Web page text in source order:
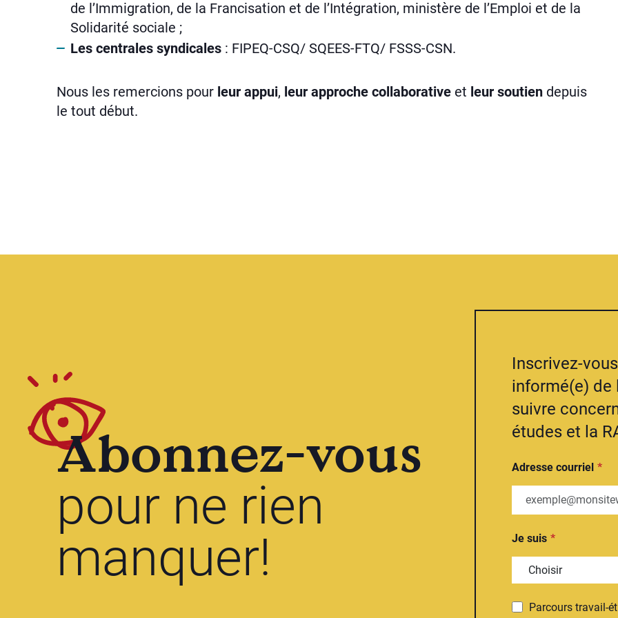
de l’Immigration, de la Francisation et de l’Intégration, ministère de l’Emploi et de la
Solidarité sociale ;
Les centrales syndicales : FIPEQ-CSQ/ SQEES-FTQ/ FSSS-CSN.
Nous les remercions pour leur appui, leur approche collaborative et leur soutien depuis
le tout début.
Abonnez-vous
pour ne rien
manquer!
Inscrivez-
informé(e) de
suivre
études et la
Adresse courriel
Je suis
Parcours travail-